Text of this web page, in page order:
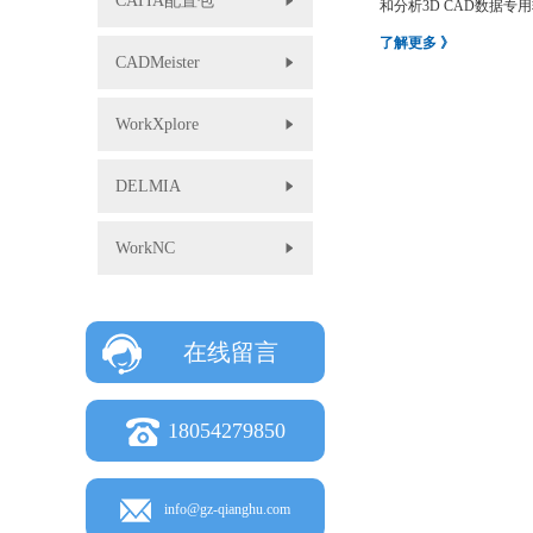
CADMeister
WorkXplore
DELMIA
WorkNC
在线留言
18054279850
info@gz-qianghu.com
和分析3D CAD数据专
了解更多 》